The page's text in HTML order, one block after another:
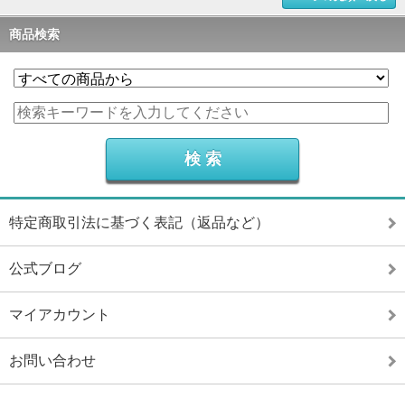
商品検索
特定商取引法に基づく表記（返品など）
公式ブログ
マイアカウント
お問い合わせ